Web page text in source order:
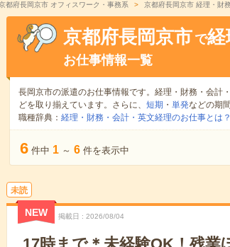
都府長岡京市 オフィスワーク・事務系 京都府長岡京市 経理・財
京都府長岡京市 で経
お仕事情報一覧
長岡京市の派遣のお仕事情報です。経理・財務・会計
どを取り揃えています。さらに、 短期 ・ 単発などの期間
職種辞典： 経理・財務・会計・英文経理のお仕事とは
6 件中 1 ～ 6 件を表示中
未読
NEW 掲載日 2026/08/04